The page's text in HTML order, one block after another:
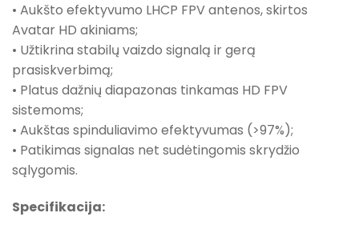
• Aukšto efektyvumo LHCP FPV antenos, skirtos
Avatar HD akiniams;
• Užtikrina stabilų vaizdo signalą ir gerą
prasiskverbimą;
• Platus dažnių diapazonas tinkamas HD FPV
sistemoms;
• Aukštas spinduliavimo efektyvumas (>97%);
• Patikimas signalas net sudėtingomis skrydžio
sąlygomis.
Specifikacija: